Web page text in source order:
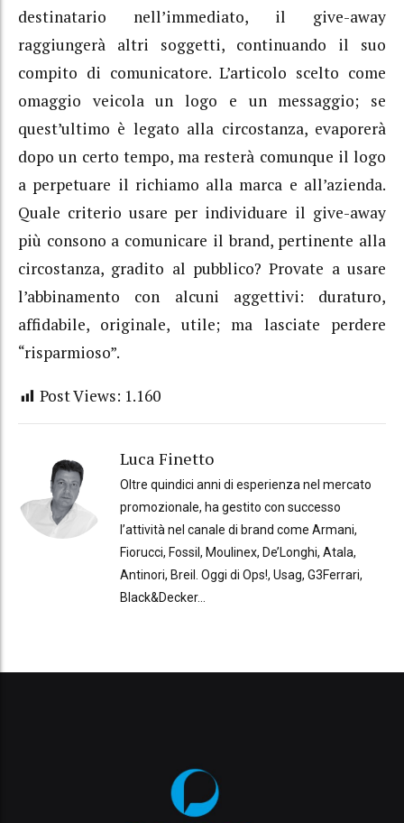
destinatario nell’immediato, il give-away
raggiungerà altri soggetti, continuando il suo
compito di comunicatore. L’articolo scelto come
omaggio veicola un logo e un messaggio; se
quest’ultimo è legato alla circostanza, evaporerà
dopo un certo tempo, ma resterà comunque il logo
a perpetuare il richiamo alla marca e all’azienda.
Quale criterio usare per individuare il give-away
più consono a comunicare il brand, pertinente alla
circostanza, gradito al pubblico? Provate a usare
l’abbinamento con alcuni aggettivi: duraturo,
affidabile, originale, utile; ma lasciate perdere
“risparmioso”.
Post Views: 1.160
Luca Finetto
Oltre quindici anni di esperienza nel mercato
promozionale, ha gestito con successo
l’attività nel canale di brand come Armani,
Fiorucci, Fossil, Moulinex, De’Longhi, Atala,
Antinori, Breil. Oggi di Ops!, Usag, G3Ferrari,
Black&Decker...